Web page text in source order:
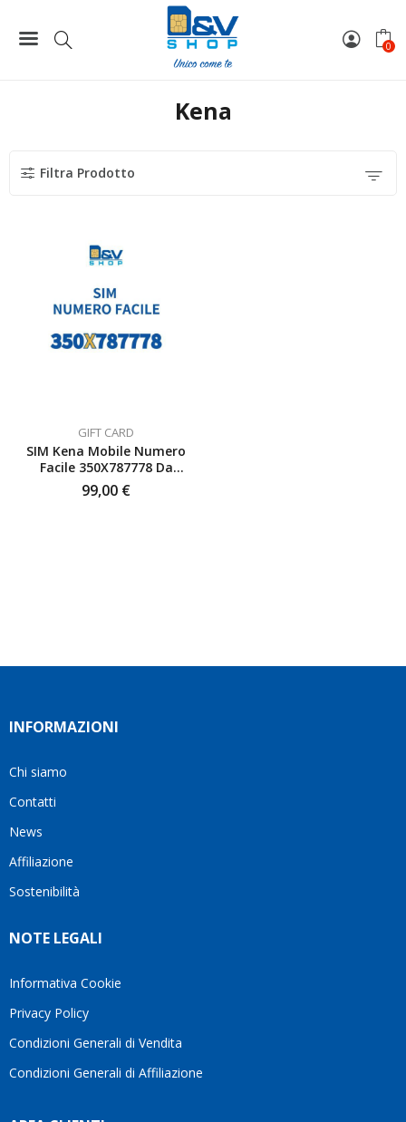
0
Kena
Kena
Filtra Prodotto
GIFT CARD
SIM Kena Mobile Numero
Facile 350X787778 Da
Attivare
99,00 €
INFORMAZIONI
Chi siamo
Contatti
News
Affiliazione
Sostenibilità
NOTE LEGALI
Informativa Cookie
Privacy Policy
Condizioni Generali di Vendita
Condizioni Generali di Affiliazione